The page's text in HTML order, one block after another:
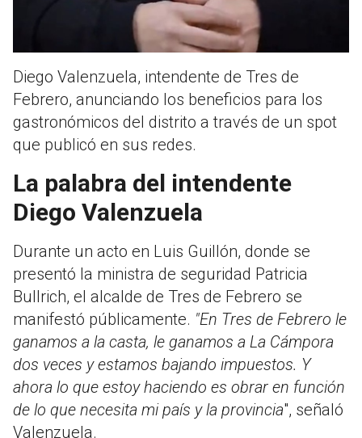
Diego Valenzuela, intendente de Tres de
Febrero, anunciando los beneficios para los
gastronómicos del distrito a través de un spot
que publicó en sus redes.
La palabra del intendente
Diego Valenzuela
Durante un acto en Luis Guillón, donde se
presentó la ministra de seguridad Patricia
Bullrich, el alcalde de Tres de Febrero se
manifestó públicamente. "En Tres de Febrero le
ganamos a la casta, le ganamos a La Cámpora
dos veces y estamos bajando impuestos. Y
ahora lo que estoy haciendo es obrar en función
de lo que necesita mi país y la provincia", señaló
Valenzuela.